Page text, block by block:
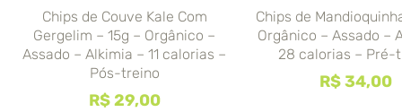
Chips de Couve Kale Com
Gergelim – 15g – Orgânico –
Assado – Alkimia – 11 calorias –
Pós-treino
R$29,00
Chips de
Orgânico – Assado –
28 calorias – Pré-
R$34,00